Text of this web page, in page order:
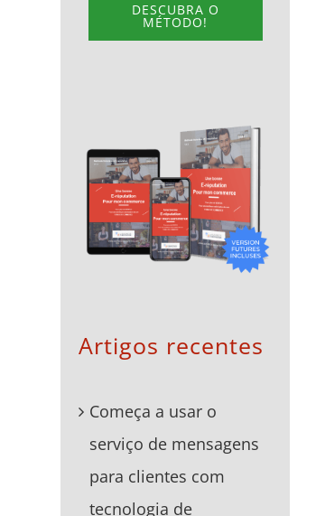
DESCUBRA O
MÉTODO!
Artigos recentes
Começa a usar o
serviço de mensagens
para clientes com
tecnologia de